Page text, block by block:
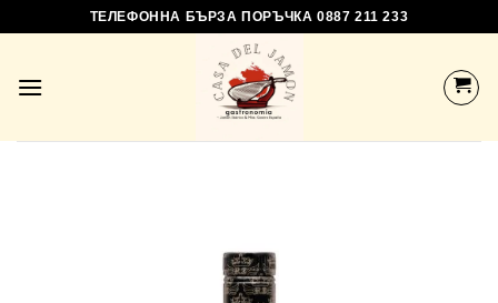
ТЕЛЕФОННА БЪРЗА ПОРЪЧКА 0887 211 233